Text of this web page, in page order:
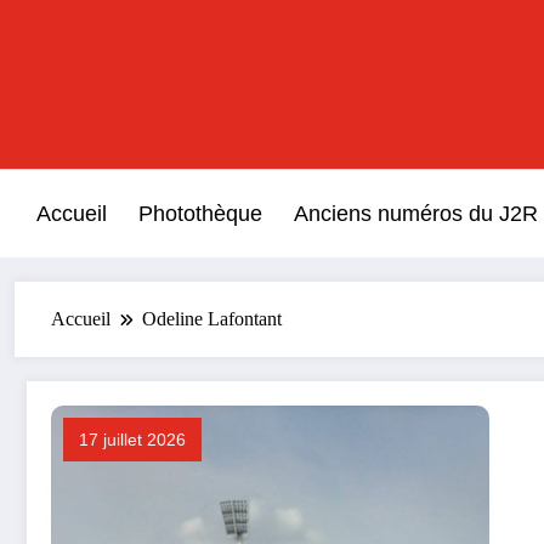
Accueil Photothèque Anciens numéros du J2R
Accueil Odeline Lafontant
17 juillet 2026